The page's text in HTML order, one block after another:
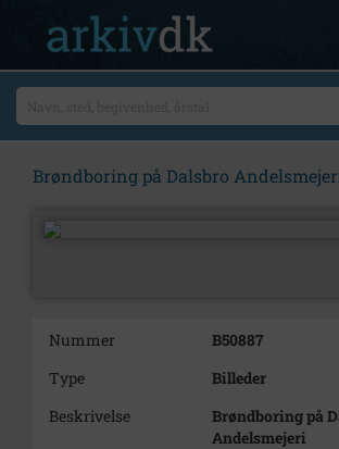
Brøndboring på Dalsbro
Nummer
B50887
Type
Billeder
Beskrivelse
Brøndboring på
Andelsmejeri